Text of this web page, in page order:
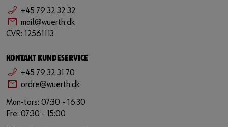
+45 79 32 32 32
mail@wuerth.dk
CVR: 12561113
KONTAKT KUNDESERVICE
+45 79 32 31 70
ordre@wuerth.dk
Man-tors: 07:30 - 16:30
Fre: 07:30 - 15:00